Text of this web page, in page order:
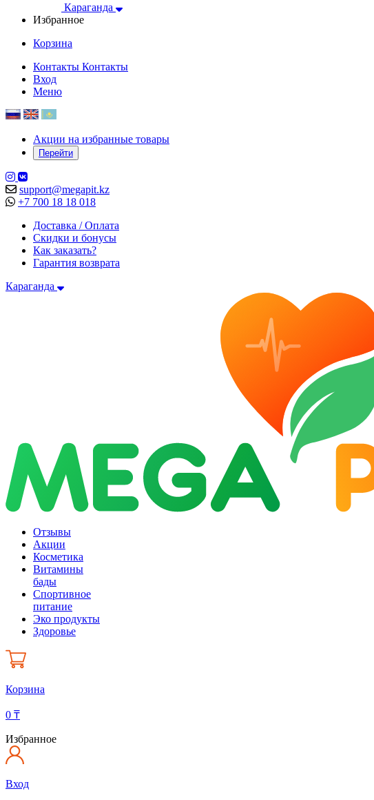
Караганда
Избранное
Корзина
Контакты Контакты
Вход
Меню
Акции на избранные товары
Перейти
support@megapit.kz
+7 700 18 18 018
Доставка / Оплата
Скидки и бонусы
Как заказать?
Гарантия возврата
Караганда
Отзывы
Акции
Косметика
Витамины
бады
Спортивное
питание
Эко продукты
Здоровье
Корзина
0 ₸
Избранное
Вход